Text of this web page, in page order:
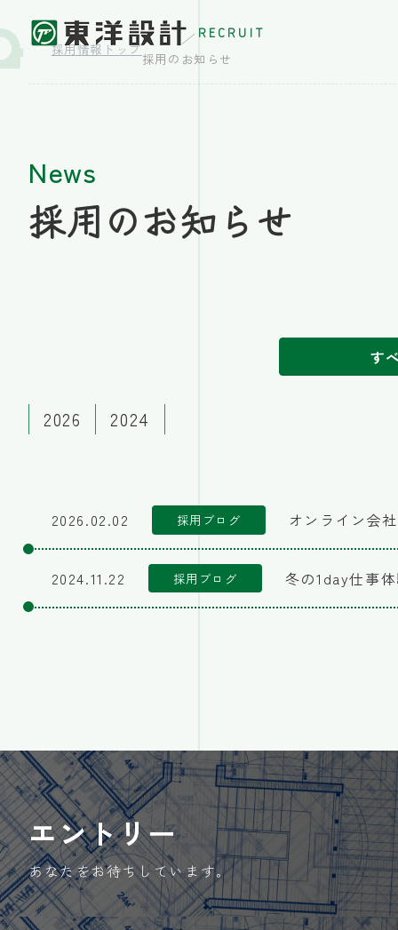
RECRUIT
採用情報トップ
採用のお知らせ
News
採用のお知らせ
す
2026 2024
2026.02.02 採用ブログ オンライン会
2024.11.22 採用ブログ 冬の1day仕事
エントリー
あなたをお待ちしています。